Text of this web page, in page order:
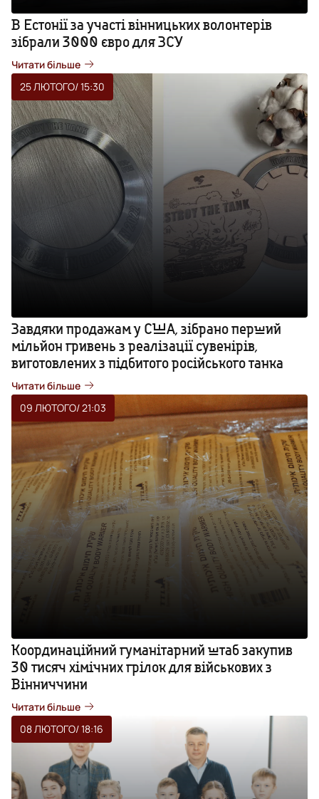
В Естонії за участі вінницьких волонтерів
зібрали 3000 євро для ЗСУ
Читати більше
25 ЛЮТОГО/ 15:30
Завдяки продажам у США, зібрано перший
мільйон гривень з реалізації сувенірів,
виготовлених з підбитого російського танка
Читати більше
09 ЛЮТОГО/ 21:03
Координаційний гуманітарний штаб закупив
30 тисяч хімічних грілок для військових з
Вінниччини
Читати більше
08 ЛЮТОГО/ 18:16